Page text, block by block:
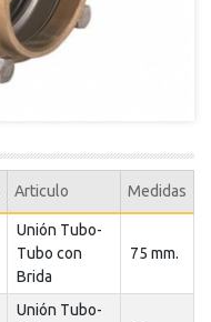
Articulo Medidas
Unión Tubo-
Tubo con
Brida
75 mm.
Unión Tubo-